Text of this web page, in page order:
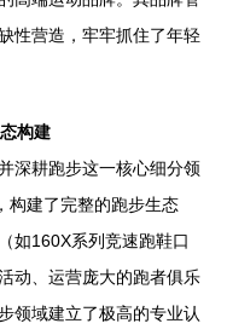
性营造，牢牢抓住了年轻
构建
深耕跑步这一核心细分领
构建了完整的跑步生态
如160X系列竞速跑鞋口
动、运营庞大的跑者俱乐
领域建立了极高的专业认